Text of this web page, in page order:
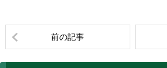
前の記事